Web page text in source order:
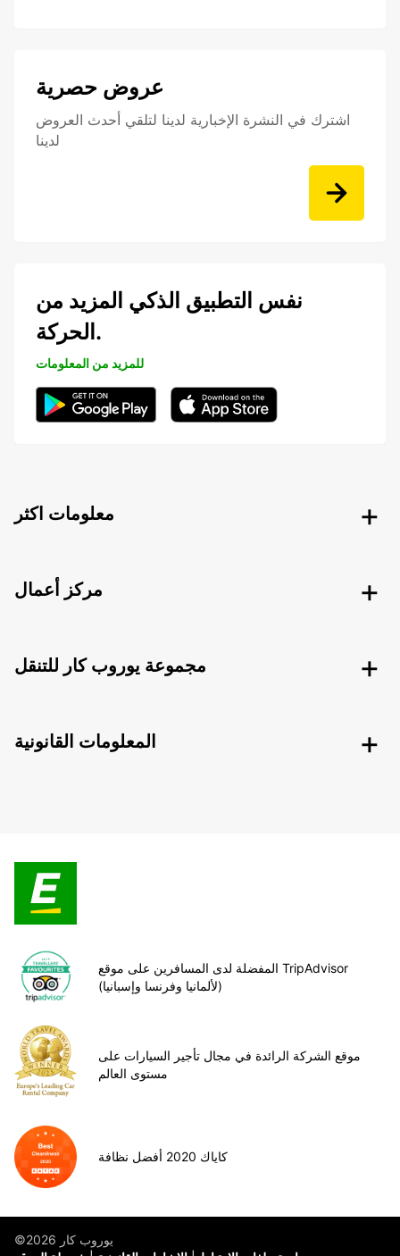
عروض حصرية
اشترك في النشرة الإخبارية لدينا لتلقي أحدث العروض
لدينا
نفس التطبيق الذكي المزيد من
الحركة.
للمزيد من المعلومات
معلومات اكثر
مركز أعمال
مجموعة يوروب كار للتنقل
المعلومات القانونية
المفضلة لدى المسافرين على موقع TripAdvisor
(لألمانيا وفرنسا وإسبانيا)
موقع الشركة الرائدة في مجال تأجير السيارات على
مستوى العالم
كاياك 2020 أفضل نظافة
©يوروب كار 2026